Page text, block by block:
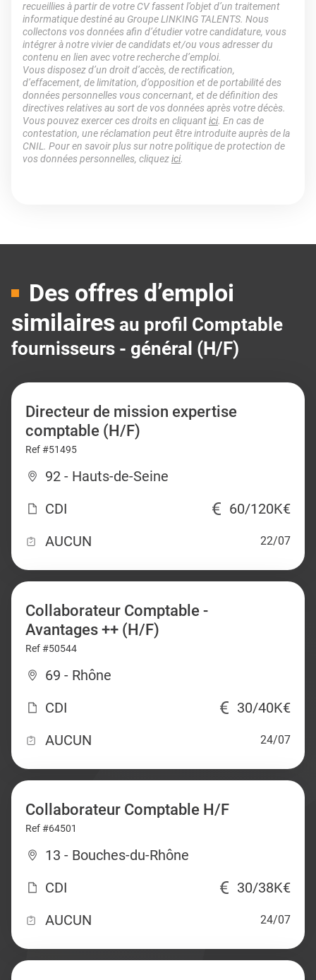
recueillies à partir de votre CV fassent l’objet d’un traitement
informatique destiné au Groupe LINKING TALENTS. Nous
collectons vos données afin d’étudier votre candidature, vous
intégrer à notre vivier de candidats et/ou vous adresser du
contenu en lien avec votre recherche d’emploi.
Vous disposez d’un droit d’accès, de rectification,
d’effacement, de limitation, d’opposition et de portabilité des
données personnelles vous concernant, et de définition des
directives relatives au sort de vos données après votre décès.
Vous pouvez exercer ces droits en cliquantici. En cas de
contestation, une réclamation peut être introduite auprès de la
CNIL. Pour en savoir plus sur notre politique de protection de
vos données personnelles, cliquezici.
Des offres d’emploi
similaires au profil Comptable
fournisseurs - général (H/F)
Directeur de mission expertise
comptable (H/F)
Ref #51495
92 - Hauts-de-Seine
CDI
60/120K€
AUCUN
22/07
Collaborateur Comptable -
Avantages ++ (H/F)
Ref #50544
69 - Rhône
CDI
30/40K€
AUCUN
24/07
Collaborateur Comptable H/F
Ref #64501
13 - Bouches-du-Rhône
CDI
30/38K€
AUCUN
24/07